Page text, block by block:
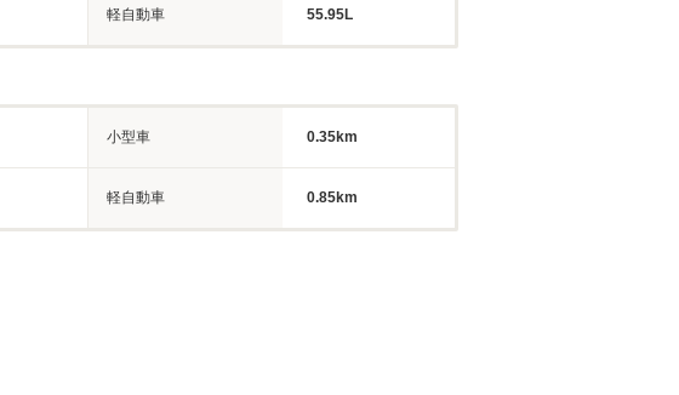
軽自動車 55.95L
小型車 0.35km
軽自動車 0.85km